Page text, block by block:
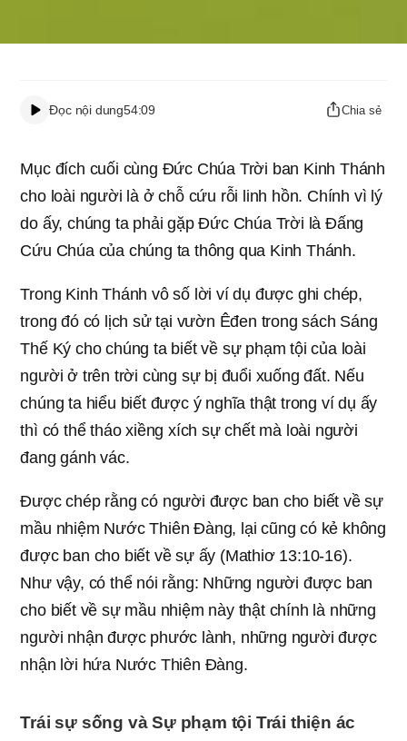
Đọc nội dung54:09 Chia sẻ
Mục đích cuối cùng Đức Chúa Trời ban Kinh Thánh
cho loài người là ở chỗ cứu rỗi linh hồn. Chính vì lý
do ấy, chúng ta phải gặp Đức Chúa Trời là Đấng
Cứu Chúa của chúng ta thông qua Kinh Thánh.
Trong Kinh Thánh vô số lời ví dụ được ghi chép,
trong đó có lịch sử tại vườn Êđen trong sách Sáng
Thế Ký cho chúng ta biết về sự phạm tội của loài
người ở trên trời cùng sự bị đuổi xuống đất. Nếu
chúng ta hiểu biết được ý nghĩa thật trong ví dụ ấy
thì có thể tháo xiềng xích sự chết mà loài người
đang gánh vác.
Được chép rằng có người được ban cho biết về sự
mầu nhiệm Nước Thiên Đàng, lại cũng có kẻ không
được ban cho biết về sự ấy (Mathiơ 13:10-16).
Như vậy, có thể nói rằng: Những người được ban
cho biết về sự mầu nhiệm này thật chính là những
người nhận được phước lành, những người được
nhận lời hứa Nước Thiên Đàng.
Trái sự sống và Sự phạm tội Trái thiện ác